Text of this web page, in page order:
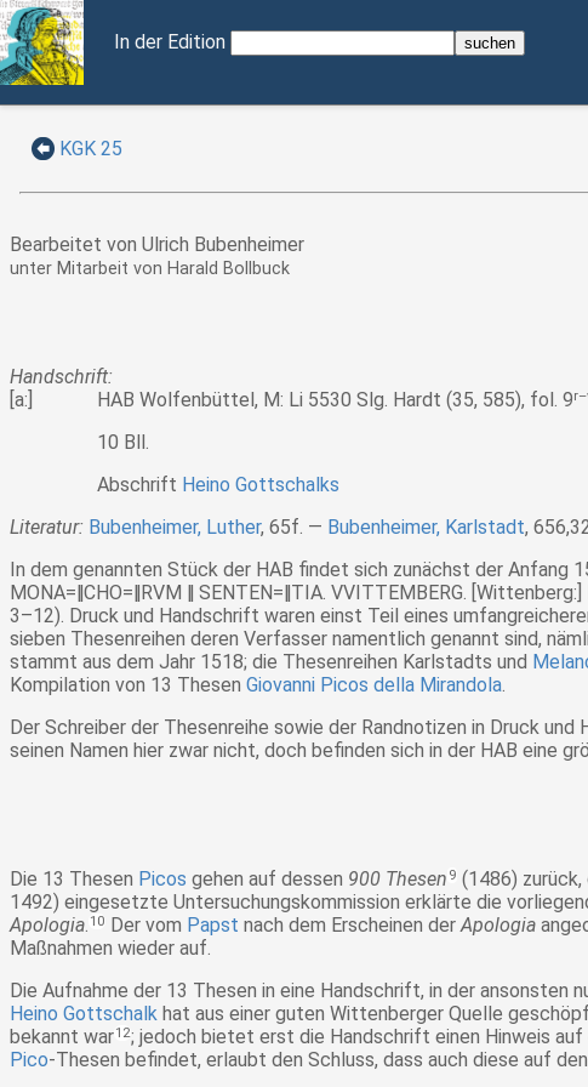
In der Edition
KGK 25
Bearbeitet von Ulrich Bubenheimer
unter Mitarbeit von Harald Bollbuck
Handschrift:
[a:]
HAB Wolfenbüttel, M: Li 5530 Slg. Hardt (35, 585), fol. 9
10 Bll.
Abschrift Heino Gottschalks
Literatur: Bubenheimer, Luther, 65f. Bubenheimer, Karlstadt,
In dem genannten Stück der HAB findet sich zunächst der Anfang
MONA=‖CHO=‖RVM ‖ SENTEN=‖TIA. VVITTEMBERG.
3–12). Druck und Handschrift waren einst Teil eines
sieben Thesenreihen deren Verfasser namentlich genannt sind,
stammt aus dem Jahr 1518; die Thesenreihen Karlstadts und
Kompilation von 13 Thesen Giovanni Picos della Mirandola.
Der Schreiber der Thesenreihe sowie der Randnotizen in Druck und
seinen Namen hier zwar nicht, doch befinden sich in der HAB eine
Die 13 Thesen Picos gehen auf dessen 900 Thesen 9 (1486) zurück,
1492) eingesetzte Untersuchungskommission erklärte die
Apologia. 10 Der vom Papst nach dem Erscheinen derApologia
Maßnahmen wieder auf.
Die Aufnahme der 13 Thesen in eine Handschrift, in der ansonsten
Heino Gottschalk hat aus einer guten Wittenberger Quelle
bekannt war12; jedoch bietet erst die Handschrift einen Hinweis
Pico-Thesen befindet, erlaubt den Schluss, dass auch diese auf den